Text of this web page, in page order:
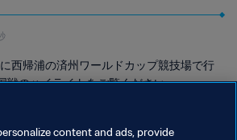
西帰浦の済州ワールドカップ競技場で行
戦のハイライトをご覧ください。
content and ads, provide